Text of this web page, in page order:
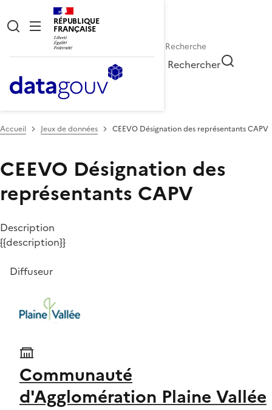
RÉPUBLIQUE
FRANÇAISE
Rechercher
Accueil Jeux de données CEEVO Désignation des représentants CAPV
CEEVO Désignation des
représentants CAPV
Description
{{description}}
Diffuseur
Communauté
d'Agglomération Plaine Vallée